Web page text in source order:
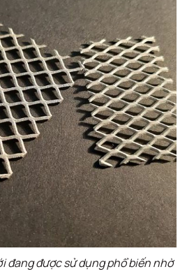
đang được sử dụng phổ biến nhờ